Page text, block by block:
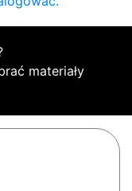
materiały